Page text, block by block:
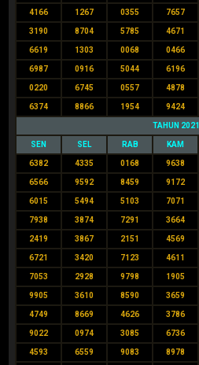
4166 1267 0355 7657
3190 8704 5785 4671
6619 1303 0068 0466
6987 0916 5044 6196
0220 6745 0557 4878
6374 8866 1954 9424
TAHUN 2021
SEN SEL RAB KAM
6382 4335 0168 9638
6566 9592 8459 9172
6015 5494 5103 7071
7938 3874 7291 3664
2419 3867 2151 4569
6721 3420 7123 4611
7053 2928 9798 1905
9905 3610 8590 3659
4749 8669 4626 3786
9022 0974 3085 6736
4593 6559 9083 8978